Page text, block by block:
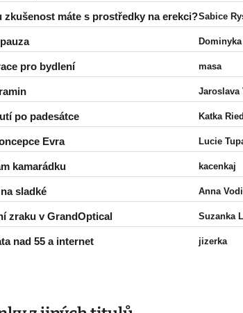
zkušenost máte s prostředky na erekci?Sabice
Dominyka
pro bydlení masa
Jaroslava
po padesátce Katka
Evra Lucie
kamarádku kacenkaj
sladké Anna
zraku v GrandOptical Suzanka L
nad 55 a internet jizerka